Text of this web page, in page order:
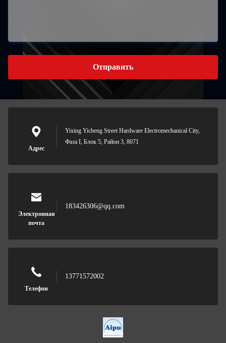
Отправить
Адрес
Yixing Yicheng Street Hardware Electromechanical City,
Фаза I, Блок 5, Район 3, 8071
Электронная
почта
183426306@qq.com
Телефон
13771572002